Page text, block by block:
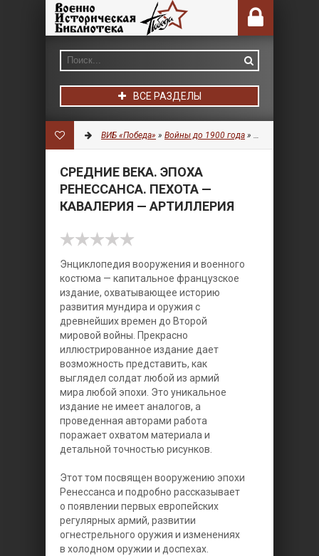
ВСЕ РАЗДЕЛЫ
ВИБ «Победа» » Войны до 1900 года » Униформа
СРЕДНИЕ ВЕКА. ЭПОХА
РЕНЕССАНСА. ПЕХОТА —
КАВАЛЕРИЯ — АРТИЛЛЕРИЯ
Энциклопедия вооружения и военного
костюма — капитальное французское
издание, охватывающее историю
развития мундира и оружия с
древнейших времен до Второй
мировой войны. Прекрасно
иллюстрированное издание дает
возможность представить, как
выглядел солдат любой из армий
мира любой эпохи. Это уникальное
издание не имеет аналогов, а
проведенная авторами работа
поражает охватом материала и
детальной точностью рисунков.
Этот том посвящен вооружению эпохи
Ренессанса и подробно рассказывает
о появлении первых европейских
регулярных армий, развитии
огнестрельного оружия и изменениях
в холодном оружии и доспехах.